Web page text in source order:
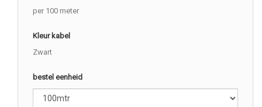
per 100 meter
Kleur kabel
Zwart
bestel eenheid